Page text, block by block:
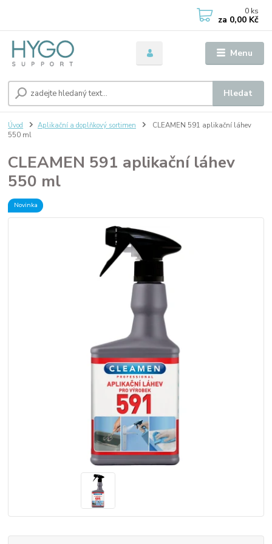
Menu
Hledat
0 ks
za 0,00 Kč
Úvod Aplikační a doplňkový sortimen
CLEAMEN 591 aplikační láhev
550 ml
CLEAMEN 591 aplikační láhev
550 ml
Novinka